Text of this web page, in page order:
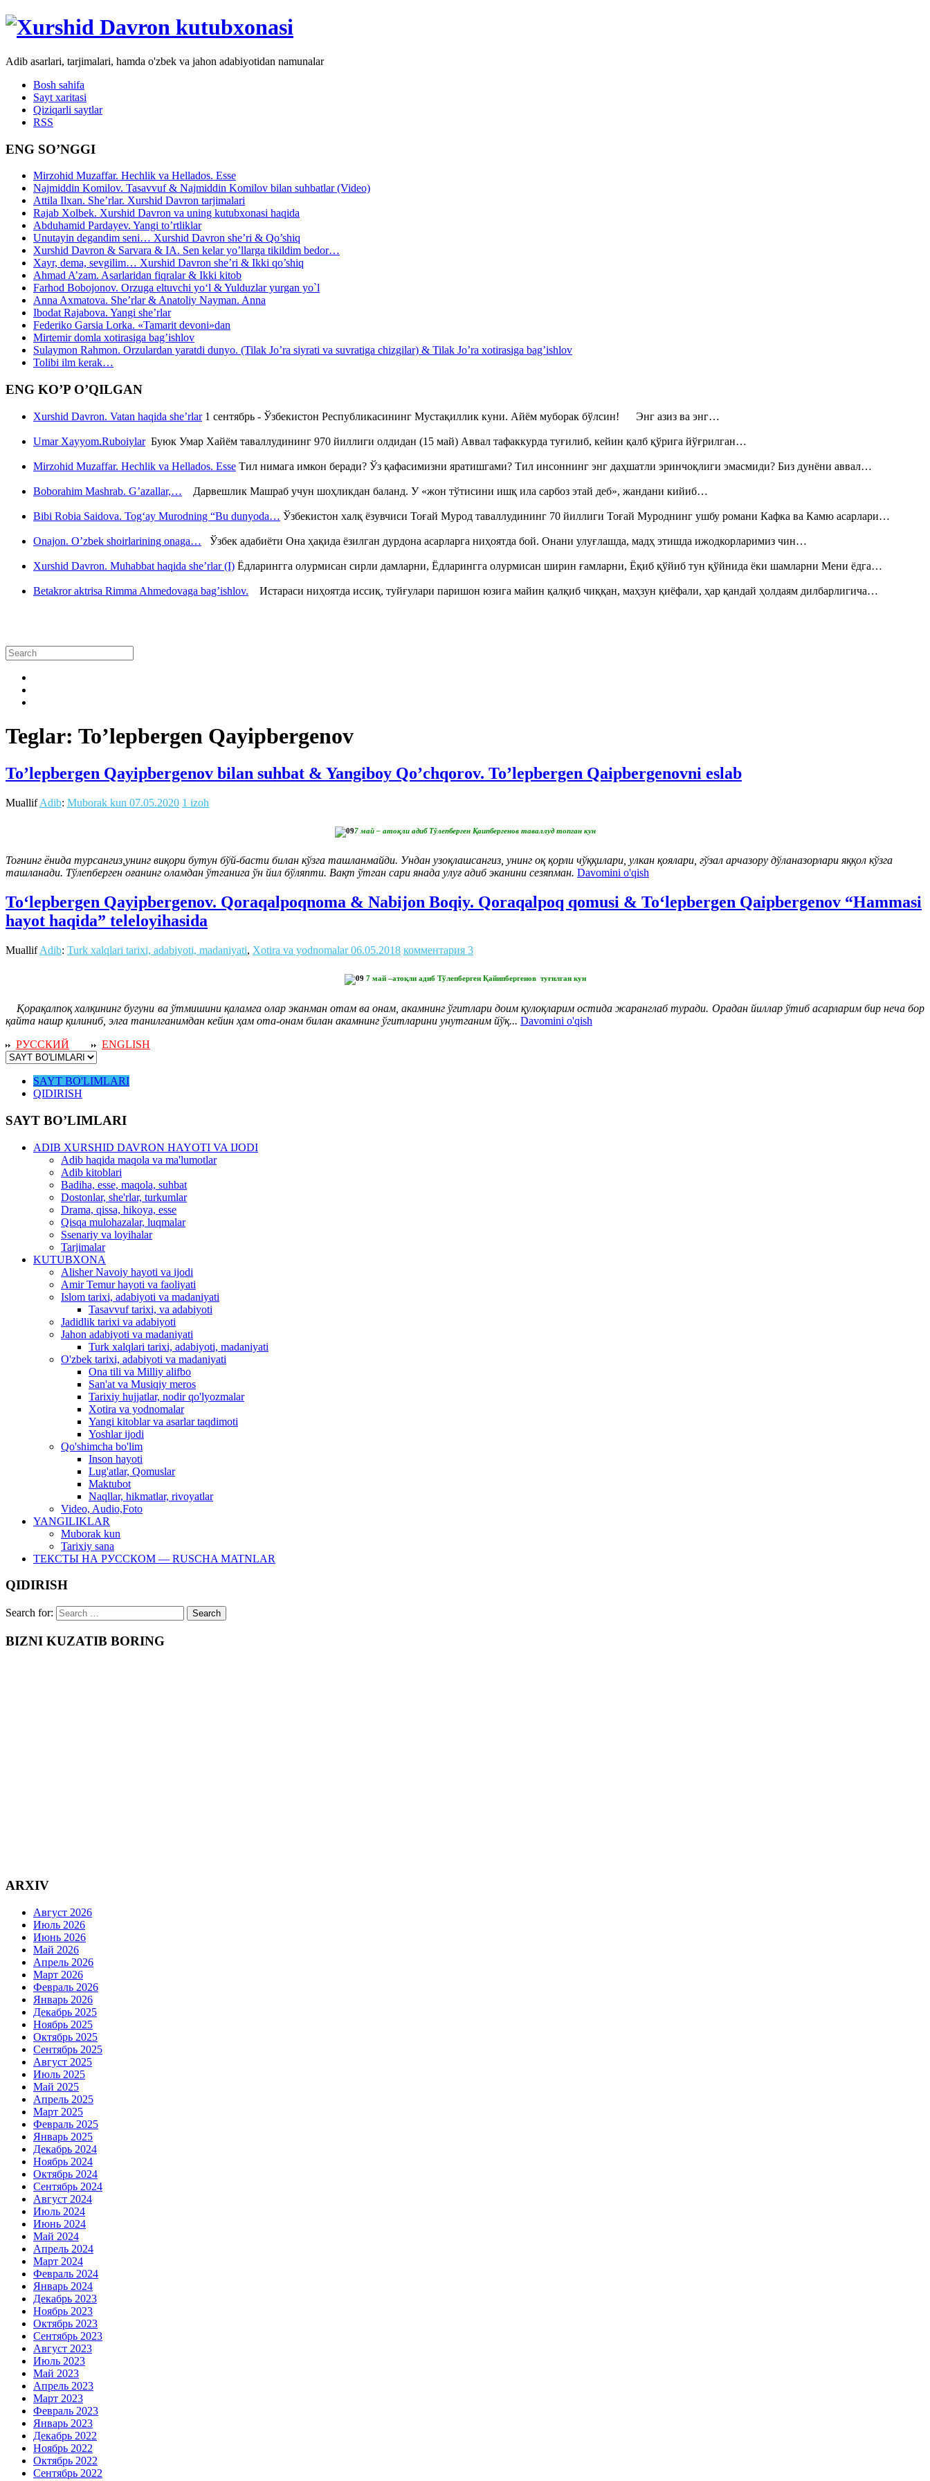
Adib asarlari, tarjimalari, hamda o'zbek va jahon adabiyotidan namunalar
Bosh sahifa
Sayt xaritasi
Qiziqarli saytlar
RSS
ENG SO’NGGI
Mirzohid Muzaffar. Hechlik va Hellados. Esse
Najmiddin Komilov. Tasavvuf & Najmiddin Komilov bilan suhbatlar (Video)
Attila Ilxan. She’rlar. Xurshid Davron tarjimalari
Rajab Xolbek. Xurshid Davron va uning kutubxonasi haqida
Abduhamid Pardayev. Yangi to’rtliklar
Unutayin degandim seni… Xurshid Davron she’ri & Qo’shiq
Xurshid Davron & Sarvara & IA. Sen kelar yo’llarga tikildim bedor…
Xayr, dema, sevgilim… Xurshid Davron she’ri & Ikki qo’shiq
Ahmad A’zam. Asarlaridan fiqralar & Ikki kitob
Farhod Bobojonov. Orzuga eltuvchi yo‘l & Yulduzlar yurgan yo`l
Anna Axmatova. She’rlar & Anatoliy Nayman. Anna
Ibodat Rajabova. Yangi she’rlar
Federiko Garsia Lorka. «Tamarit devoni»dan
Mirtemir domla xotirasiga bag’ishlov
Sulaymon Rahmon. Orzulardan yaratdi dunyo. (Tilak Jo’ra siyrati va suvratiga chizgilar) & Tilak Jo’ra xotirasiga bag’ishlov
Tolibi ilm kerak…
ENG KO’P O’QILGAN
Xurshid Davron. Vatan haqida she’rlar1 сентябрь - Ўзбекистон Республикасининг Мустақиллик куни. Айём муборак бўлсин! Энг азиз ва энг…
Umar Xayyom.RuboiylarБуюк Умар Хайём таваллудининг 970 йиллиги олдидан (15 май) Аввал тафаккурда туғилиб, кейин қалб қўрига йўғрилган…
Mirzohid Muzaffar. Hechlik va Hellados. Esse Тил нимага имкон беради? Ўз қафасимизни яратишгами? Тил инсоннинг энг даҳшатли эринчоқлиги эмасмиди? Биз дунёни аввал…
Boborahim Mashrab. G’azallar,… Дарвешлик Машраб учун шоҳликдан баланд. У «жон тўтисини ишқ ила сарбоз этай деб», жандани кийиб…
Bibi Robia Saidova. Tog‘ay Murodning “Bu dunyoda… Ўзбекистон халқ ёзувчиси Тоғай Мурод таваллудининг 70 йиллиги Тоғай Муроднинг ушбу романи Кафка ва Камю асарлари…
Onajon. O’zbek shoirlarining onaga… Ўзбек адабиёти Она ҳақида ёзилган дурдона асарларга ниҳоятда бой. Онани улуғлашда, мадҳ этишда ижодкорларимиз чин…
Xurshid Davron. Muhabbat haqida she’rlar (I) Ёдларингга олурмисан сирли дамларни, Ёдларингга олурмисан ширин ғамларни, Ёқиб қўйиб тун қўйнида ёки шамларни Мени ёдга…
Betakror aktrisa Rimma Ahmedovaga bag’ishlov. Истараси ниҳоятда иссиқ, туйғулари паришон юзига майин қалқиб чиққан, маҳзун қиёфали, ҳар қандай ҳолдаям дилбарлигича…
Teglar: To’lepbergen Qayipbergenov
To’lepbergen Qayipbergenov bilan suhbat & Yangiboy Qo’chqorov. To’lepbergen Qaipbergenovni eslab
MuallifAdib: Muborak kun 07.05.2020 1 izoh
7 май – атоқли адиб Тўлепберген Қаипбергенов таваллуд топган кун
Тоғнинг ёнида турсангиз,унинг виқори бутун бўй-басти билан кўзга ташланмайди. Ундан узоқлашсангиз, унинг оқ қорли чўққилари, улкан қоялари, гўзал арчазору дўланазорлари яққол кўзга
ташланади. Тўлепберген оғанинг оламдан ўтганига ўн йил бўляпти. Вақт ўтган сари янада улуғ адиб эканини сезяпман. Davomini o'qish
To‘lepbergen Qayipbergenov. Qoraqalpoqnoma & Nabijon Boqiy. Qoraqalpoq qomusi & To‘lepbergen Qaipbergenov “Hammasi
hayot haqida” teleloyihasida
MuallifAdib: Turk xalqlari tarixi, adabiyoti, madaniyati, Xotira va yodnomalar 06.05.2018 комментария 3
7 май –атоқли адиб Тўлепберген Қайипбергенов туғилган кун
Қорақалпоқ халқининг бугуни ва ўтмишини қаламга олар эканман отам ва онам, акамнинг ўгитлари доим қулоқларим остида жаранглаб туради. Орадан йиллар ўтиб асарларим бир неча бор
қайта нашр қилиниб, элга танилганимдан кейин ҳам ота-онам билан акамнинг ўгитларини унутганим йўқ... Davomini o'qish
РУССКИЙ
ENGLISH
SAYT BO'LIMLARI
QIDIRISH
SAYT BO’LIMLARI
ADIB XURSHID DAVRON HAYOTI VA IJODI
Adib haqida maqola va ma'lumotlar
Adib kitoblari
Badiha, esse, maqola, suhbat
Dostonlar, she'rlar, turkumlar
Drama, qissa, hikoya, esse
Qisqa mulohazalar, luqmalar
Ssenariy va loyihalar
Tarjimalar
KUTUBXONA
Alisher Navoiy hayoti va ijodi
Amir Temur hayoti va faoliyati
Islom tarixi, adabiyoti va madaniyati
Tasavvuf tarixi, va adabiyoti
Jadidlik tarixi va adabiyoti
Jahon adabiyoti va madaniyati
Turk xalqlari tarixi, adabiyoti, madaniyati
O'zbek tarixi, adabiyoti va madaniyati
Ona tili va Milliy alifbo
San'at va Musiqiy meros
Tarixiy hujjatlar, nodir qo'lyozmalar
Xotira va yodnomalar
Yangi kitoblar va asarlar taqdimoti
Yoshlar ijodi
Qo'shimcha bo'lim
Inson hayoti
Lug'atlar, Qomuslar
Maktubot
Naqllar, hikmatlar, rivoyatlar
Video, Audio,Foto
YANGILIKLAR
Muborak kun
Tarixiy sana
ТЕКСТЫ НА РУССКОМ — RUSCHA MATNLAR
QIDIRISH
Search for:
BIZNI KUZATIB BORING
ARXIV
Август 2026
Июль 2026
Июнь 2026
Май 2026
Апрель 2026
Март 2026
Февраль 2026
Январь 2026
Декабрь 2025
Ноябрь 2025
Октябрь 2025
Сентябрь 2025
Август 2025
Июль 2025
Май 2025
Апрель 2025
Март 2025
Февраль 2025
Январь 2025
Декабрь 2024
Ноябрь 2024
Октябрь 2024
Сентябрь 2024
Август 2024
Июль 2024
Июнь 2024
Май 2024
Апрель 2024
Март 2024
Февраль 2024
Январь 2024
Декабрь 2023
Ноябрь 2023
Октябрь 2023
Сентябрь 2023
Август 2023
Июль 2023
Май 2023
Апрель 2023
Март 2023
Февраль 2023
Январь 2023
Декабрь 2022
Ноябрь 2022
Октябрь 2022
Сентябрь 2022